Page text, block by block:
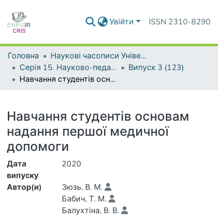
Увійти ISSN 2310-8290
Головна
Наукові часописи Університету
Серія 15. Науково-педагогічні проблеми фізичної культури (фізична культура і спорт)
Випуск 3 (123)
Навчання студентів основам надання першої медичної допомоги
Навчання студентів основам
надання першої медичної
допомоги
Дата
випуску
2020
Автор(и)
Зюзь, В. М.
Бабич, Т. М.
Балухтіна, В. В.